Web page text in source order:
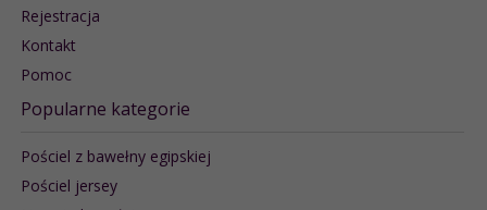
Rejestracja
Kontakt
Pomoc
Popularne kategorie
Pościel z bawełny egipskiej
Pościel jersey